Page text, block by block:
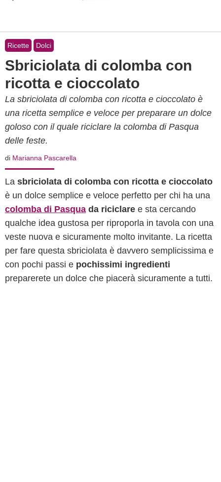
Ricette Dolci
Sbriciolata di colomba con
ricotta e cioccolato
La sbriciolata di colomba con ricotta e cioccolato è
una ricetta semplice e veloce per preparare un dolce
goloso con il quale riciclare la colomba di Pasqua
delle feste.
di Marianna Pascarella
La sbriciolata di colomba con ricotta e cioccolato
è un dolce semplice e veloce perfetto per chi ha una
colomba di Pasqua da riciclare e sta cercando
qualche idea gustosa per riproporla in tavola con una
veste nuova e sicuramente molto invitante. La ricetta
per fare questa sbriciolata è davvero semplicissima e
con pochi passi e pochissimi ingredienti
preparerete un dolce che piacerà sicuramente a tutti.